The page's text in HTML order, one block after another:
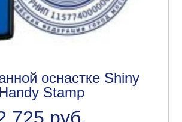
оснастке Shiny
Handy Stamp
725 руб.